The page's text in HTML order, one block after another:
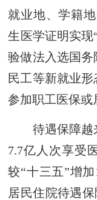
就业地、学籍
生医学证明实现
验做法入选国
民工等新就业
参加职工医保或
待遇保障越来
7.7亿人次享受
较“十三五”增加
居民住院待遇